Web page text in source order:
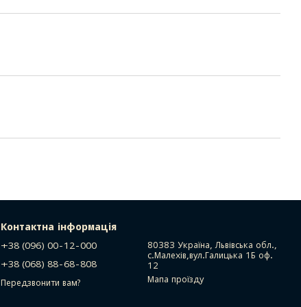
Контактна інформація
+38 (096) 00-12-000
+38 (068) 88-68-808
Передзвонити вам?
80383 Україна, Львівська обл.,
с.Малехів,вул.Галицька 1Б оф.
12
Мапа проїзду